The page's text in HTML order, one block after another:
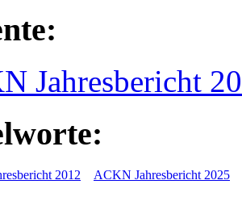
Jahresbericht
2012 ACKN Jahresbericht 2025